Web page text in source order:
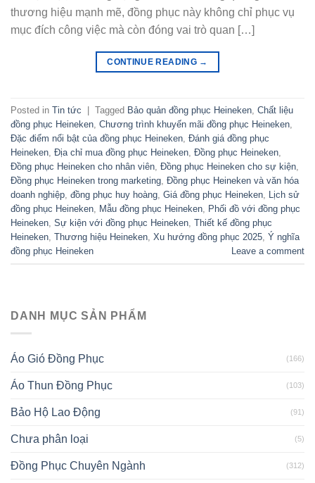
thương hiệu mạnh mẽ, đồng phục này không chỉ phục vụ
mục đích công việc mà còn đóng vai trò quan […]
CONTINUE READING →
Posted in Tin tức | Tagged Bảo quản đồng phục Heineken Chất liệu
đồng phục Heineken Chương trình khuyến mãi đồng phục Heineken
Đặc điểm nổi bật của đồng phục Heineken Đánh giá đồng phục
Heineken Địa chỉ mua đồng phục Heineken Đồng phục Heineken
Đồng phục Heineken cho nhân viên Đồng phục Heineken cho sự kiện
Đồng phục Heineken trong marketing Đồng phục Heineken và văn hóa
doanh nghiệp đồng phục huy hoàng Giá đồng phục Heineken Lịch sử
đồng phục Heineken Mẫu đồng phục Heineken Phối đồ với đồng phục
Heineken Sự kiện với đồng phục Heineken Thiết kế đồng phục
Heineken Thương hiệu Heineken Xu hướng đồng phục 2025 Ý nghĩa
đồng phục Heineken
Leave a comment
DANH MỤC SẢN PHẨM
Áo Gió Đồng Phục (166)
Áo Thun Đồng Phục (103)
Bảo Hộ Lao Động (91)
Chưa phân loại (5)
Đồng Phục Chuyên Ngành (312)